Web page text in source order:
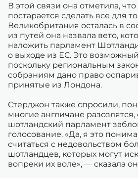
В этой связи она отметила,
постарается сделать все для
Великобритания осталась в
из путей она назвала вето,
наложить парламент
о выходе из ЕС. Это
поскольку региональным
собраниям дано право
принятые из Лондона.
Стерджон также спросили,
многие англичане разозлятся,
шотландский парламент
голосование. «Да, я это
считаться с недовольством
шотландцев, которых могут
вопреки их воле», — сказала